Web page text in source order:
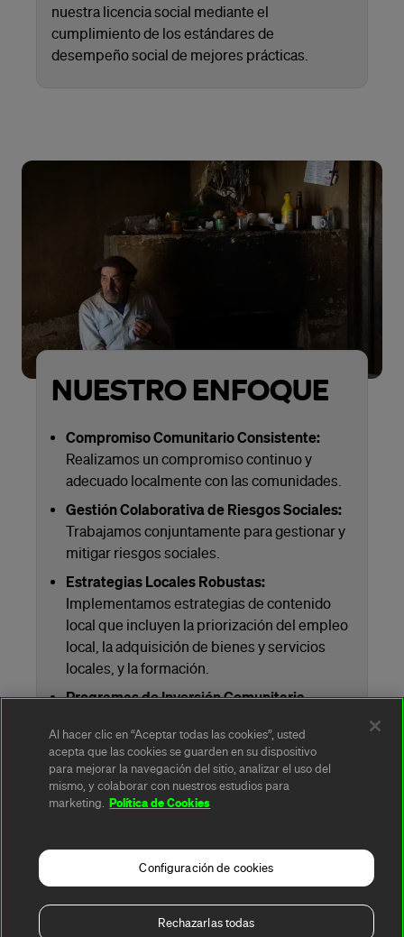
nuestra licencia social mediante el
cumplimiento de los estándares de
desempeño social de mejores prácticas.
NUESTRO ENFOQUE
Compromiso Comunitario Consistente:
Realizamos un compromiso continuo y
adecuado localmente con las comunidades.
Gestión Colaborativa de Riesgos Sociales:
Trabajamos conjuntamente para gestionar y
mitigar riesgos sociales.
Estrategias Locales Robustas:
Implementamos estrategias de contenido
local que incluyen la priorización del empleo
local, la adquisición de bienes y servicios
locales, y la formación.
Programas de Inversión Comunitaria
comunidades anfitrionas para diseñar e
implementar programas de inversión
comunitaria que sean sostenibles y
beneficiosos para todos.
A rendering error occurred:t.replaceAll is not a
Al hacer clic en “Aceptar todas las cookies”, usted
acepta que las cookies se guarden en su dispositivo
para mejorar la navegación del sitio, analizar el uso del
mismo, y colaborar con nuestros estudios para
marketing. Política de Cookies
Configuración de cookies
Rechazarlas todas